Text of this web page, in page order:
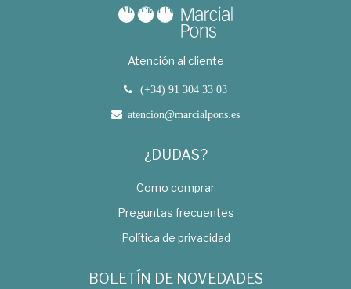
Atención al cliente
(+34) 91 304 33 03
atencion@marcialpons.es
¿DUDAS?
Como comprar
Preguntas frecuentes
Política de privacidad
BOLETÍN DE NOVEDADES